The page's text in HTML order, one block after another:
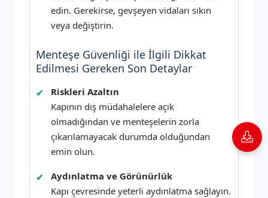
edin. Gerekirse, gevşeyen vidaları sıkın
veya değiştirin.
Menteşe Güvenliği ile İlgili Dikkat
Edilmesi Gereken Son Detaylar
Riskleri Azaltın
Kapının dış müdahalelere açık
olmadığından ve menteşelerin zorla
çıkarılamayacak durumda olduğundan
emin olun.
Aydınlatma ve Görünürlük
Kapı çevresinde yeterli aydınlatma sağlayın.